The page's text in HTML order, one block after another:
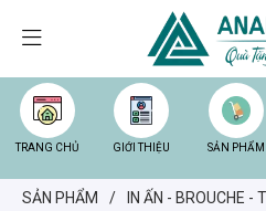
TRANG CHỦ GIỚI THIỆU SẢN PHẨM
SẢN PHẨM / IN ẤN - BROUCHE